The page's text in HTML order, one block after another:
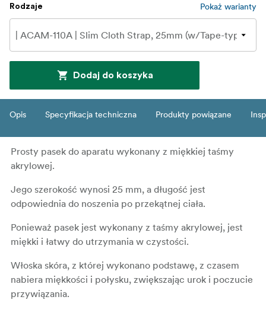
Rodzaje Pokaż warianty
Dodaj do koszyka
Opis Specyfikacja techniczna Produkty powiązane
Prosty pasek do aparatu wykonany z miękkiej taśmy
akrylowej.
Jego szerokość wynosi 25 mm, a długość jest
odpowiednia do noszenia po przekątnej ciała.
Ponieważ pasek jest wykonany z taśmy akrylowej, jest
miękki i łatwy do utrzymania w czystości.
Włoska skóra, z której wykonano podstawę, z czasem
nabiera miękkości i połysku, zwiększając urok i poczucie
przywiązania.